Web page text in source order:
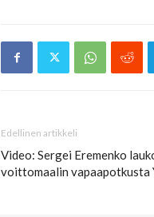
Edellinen artikkeli
Video: Sergei Eremenko
voittomaalin vapaapotkusta